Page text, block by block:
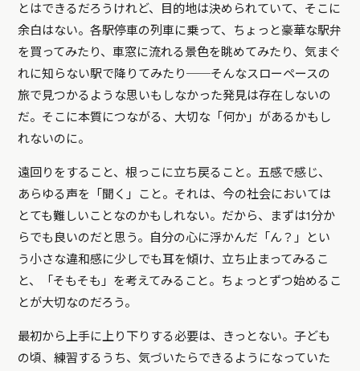
とはできるだろうけれど、目的地は決められていて、そこに
余白はない。各駅停車の列車に乗って、ちょっと豪華な駅弁
を買ってみたり、車窓に流れる景色を眺めてみたり、気まぐ
れに知らない駅で降りてみたり──そんなスローペースの
旅で見つかるような思いもしなかった発見は存在しないの
だ。そこに本質につながる、大切な「何か」があるかもし
れないのに。
遠回りをすること、根っこに立ち戻ること。五感で感じ、
あらゆる声を「聞く」こと。それは、今の社会においては
とても難しいことなのかもしれない。だから、まずは1分か
らでも良いのだと思う。自分の心に浮かんだ「ん？」とい
う小さな違和感に少しでも耳を傾け、立ち止まってみるこ
と、「そもそも」を考えてみること。ちょっとずつ始めるこ
とが大切なのだろう。
最初から上手に上り下りする必要は、きっとない。子ども
の頃、練習するうち、気づいたらできるようになっていた